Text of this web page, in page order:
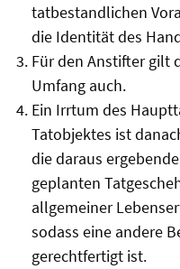
tatbestandlichen
die Identität des
Für den Anstifter gilt
Umfang auch.
Ein Irrtum des
Tatobjektes ist
die daraus
geplanten
allgemeiner
sodass eine andere
gerechtfertigt ist.